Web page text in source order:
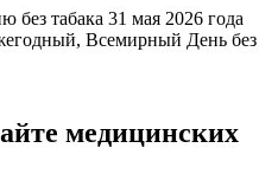
без табака 31 мая 2026 года
Всемирный День без
медицинских